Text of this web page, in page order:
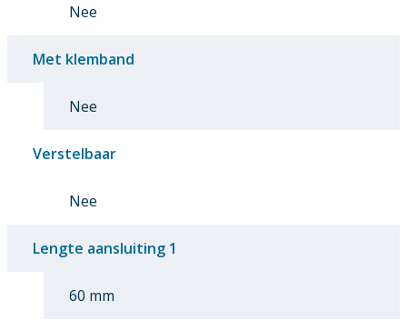
Nee
Met klemband
Nee
Verstelbaar
Nee
Lengte aansluiting 1
60 mm